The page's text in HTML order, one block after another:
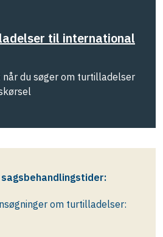
til international
du søger om turtilladelser
om turtilladelser: